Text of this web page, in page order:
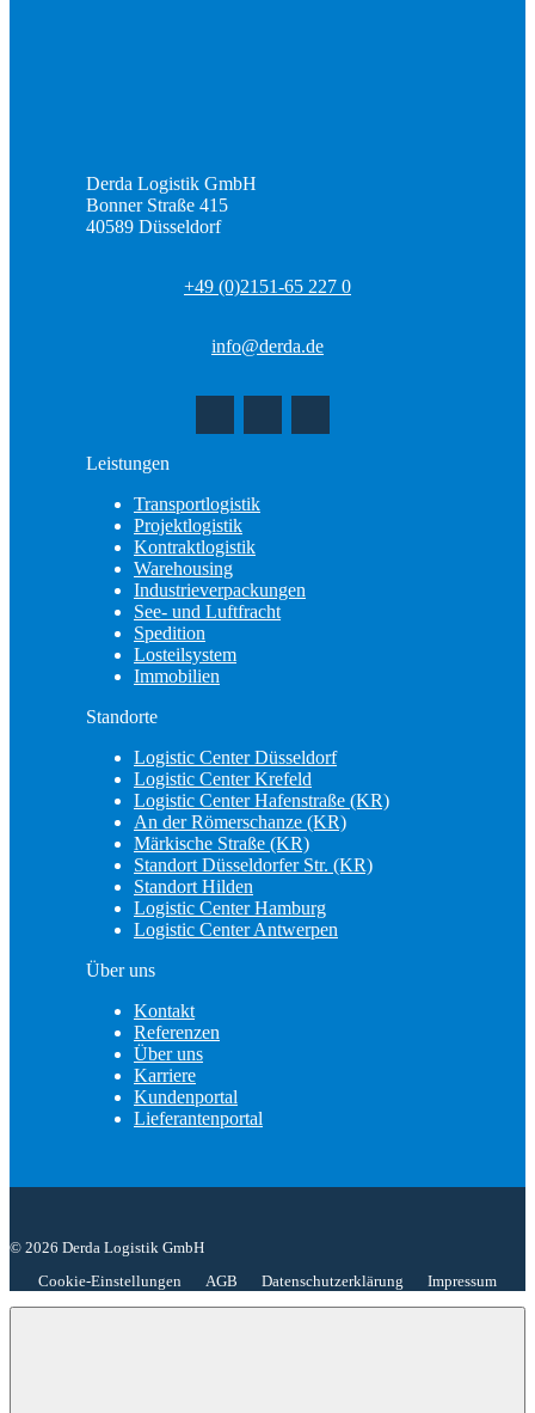
Derda Logistik GmbH
Bonner Straße 415
40589 Düsseldorf
+49 (0)2151-65 227 0
info@derda.de
Leistungen
Transportlogistik
Projektlogistik
Kontraktlogistik
Warehousing
Industrieverpackungen
See- und Luftfracht
Spedition
Losteilsystem
Immobilien
Standorte
Logistic Center Düsseldorf
Logistic Center Krefeld
Logistic Center Hafenstraße (KR)
An der Römerschanze (KR)
Märkische Straße (KR)
Standort Düsseldorfer Str. (KR)
Standort Hilden
Logistic Center Hamburg
Logistic Center Antwerpen
Über uns
Kontakt
Referenzen
Über uns
Karriere
Kundenportal
Lieferantenportal
© 2026 Derda Logistik GmbH
Cookie-Einstellungen
AGB Datenschutzerklärung Impressum